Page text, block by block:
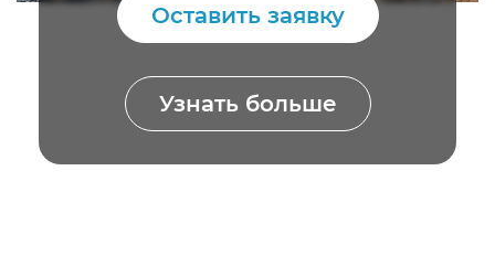
Оставить заявку
Узнать больше